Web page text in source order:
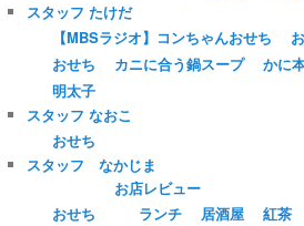
スタッフ たけだ
【MBSラジオ】コンちゃんおせち
おせち
カニに合う鍋スープ かに
明太子
スタッフ なおこ
おせち
スタッフ なかじま
おせち
お店レビュー
ランチ
居酒屋 紅茶